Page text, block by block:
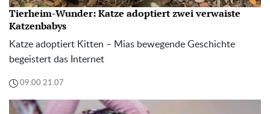
Tierheim-Wunder: Katze adoptiert zwei verwaiste
Katzenbabys
Katze adoptiert Kitten – Mias bewegende Geschichte
begeistert das Internet
09:00 21.07